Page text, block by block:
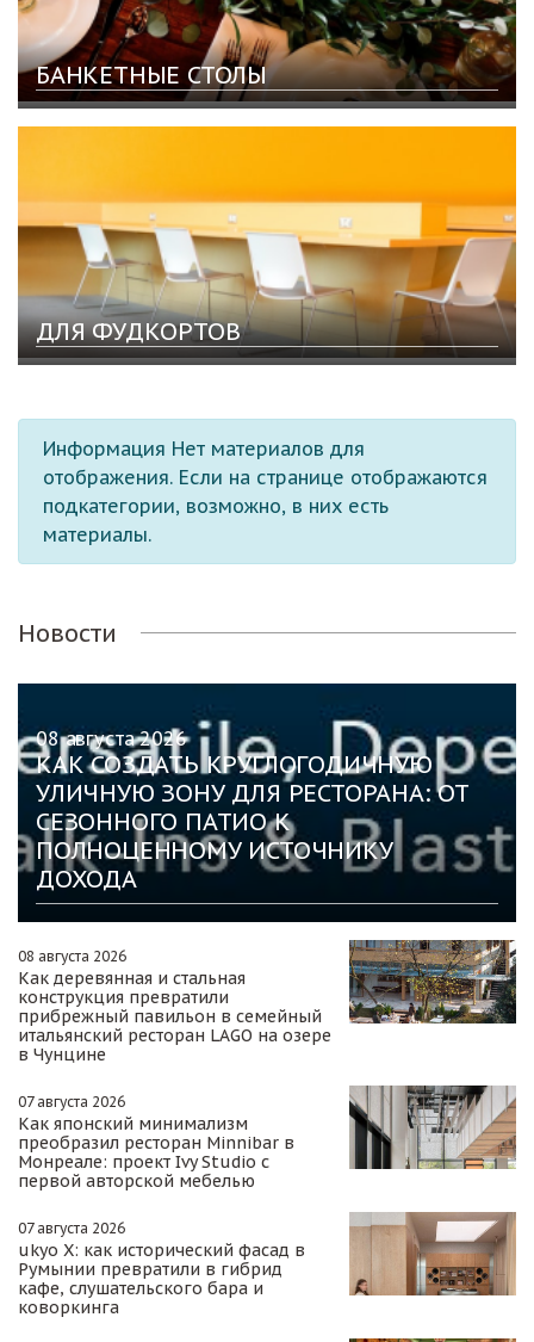
БАНКЕТНЫЕ СТОЛЫ
ДЛЯ ФУДКОРТОВ
Информация Нет материалов для
отображения. Если на странице отображаются
подкатегории, возможно, в них есть
материалы.
Новости
08 августа 2026
КАК СОЗДАТЬ КРУГЛОГОДИЧНУЮ
УЛИЧНУЮ ЗОНУ ДЛЯ РЕСТОРАНА: ОТ
СЕЗОННОГО ПАТИО К
ПОЛНОЦЕННОМУ ИСТОЧНИКУ
ДОХОДА
08 августа 2026
Как деревянная и стальная
конструкция превратили
прибрежный павильон в семейный
итальянский ресторан LAGO на озере
в Чунцине
07 августа 2026
Как японский минимализм
преобразил ресторан Minnibar в
Монреале: проект Ivy Studio с
первой авторской мебелью
07 августа 2026
ukyo X: как исторический фасад в
Румынии превратили в гибрид
кафе, слушательского бара и
коворкинга